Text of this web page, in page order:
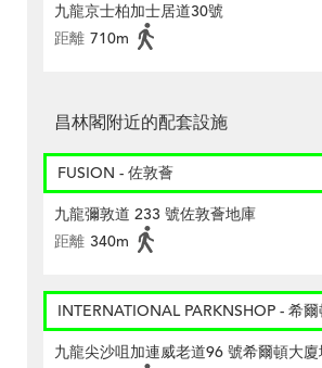
九龍京士柏加士居道30號
距離 710m
昌林閣附近的配套設施
FUSION - 佐敦薈
九龍彌敦道 233 號佐敦薈地庫
距離 340m
INTERNATIONAL PARKNSHOP - 希
九龍尖沙咀加連威老道96 號希爾頓大